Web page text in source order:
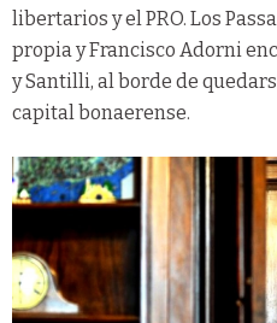
libertarios y el PRO. Los
propia y Francisco Adorni
y Santilli, al borde de
capital bonaerense.